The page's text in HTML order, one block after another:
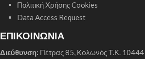
Πολιτική Χρήσης Cookies
Data Access Request
ΕΠΙΚΟΙΝΩΝΙΑ
Διεύθυνση: Πέτρας 85, Κoλωνός Τ.Κ. 10444